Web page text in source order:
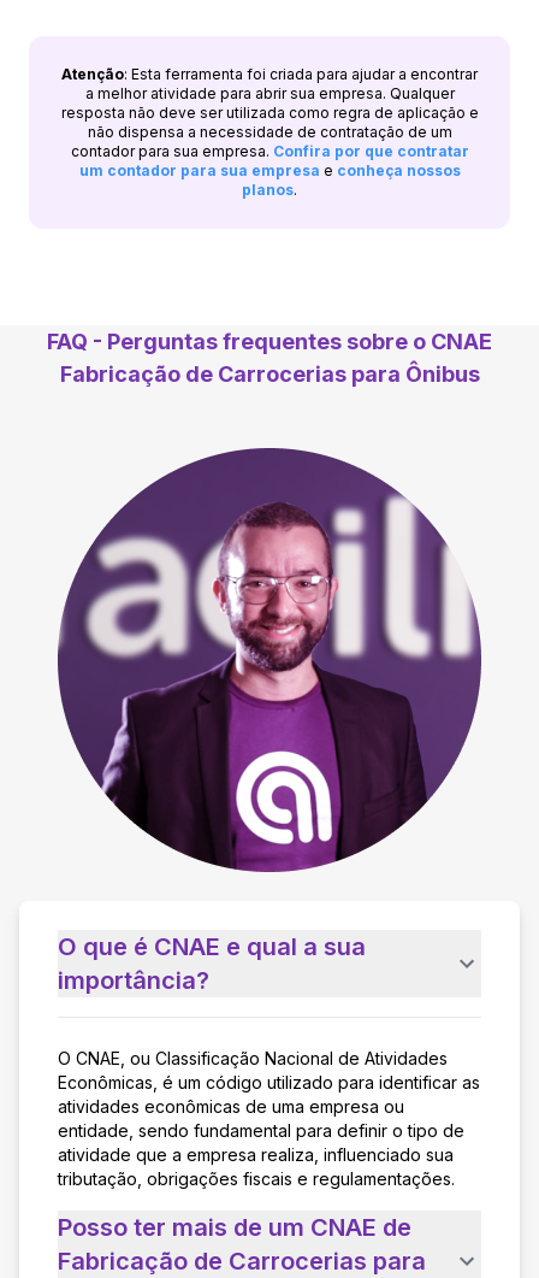
Atenção: Esta ferramenta foi criada para ajudar a encontrar
a melhor atividade para abrir sua empresa. Qualquer
resposta não deve ser utilizada como regra de aplicação e
não dispensa a necessidade de contratação de um
contador para sua empresa. Confira por que contratar
um contador para sua empresa e conheça nossos
planos.
FAQ - Perguntas frequentes sobre o CNAE
Fabricação de Carrocerias para Ônibus
O que é CNAE e qual a sua
importância?
O CNAE, ou Classificação Nacional de Atividades
Econômicas, é um código utilizado para identificar as
atividades econômicas de uma empresa ou
entidade, sendo fundamental para definir o tipo de
atividade que a empresa realiza, influenciado sua
tributação, obrigações fiscais e regulamentações.
Posso ter mais de um CNAE de
Fabricação de Carrocerias para